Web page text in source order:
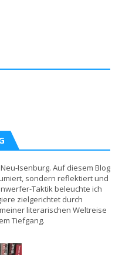
Isenburg. Auf diesem Blog
sondern reflektiert und
Taktik beleuchte ich
zielgerichtet durch
literarischen Weltreise
Tiefgang.